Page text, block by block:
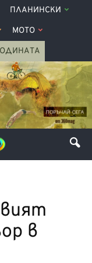
ПЛАНИНСКИ
МОТО
в